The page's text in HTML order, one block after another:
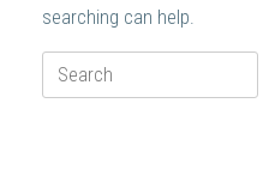
searching can help.
Search
for: